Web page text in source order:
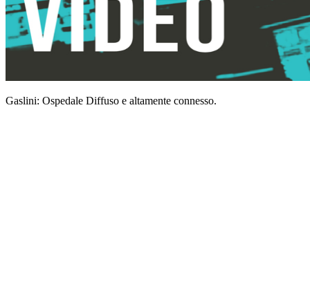
Gaslini: Ospedale Diffuso e altamente connesso.